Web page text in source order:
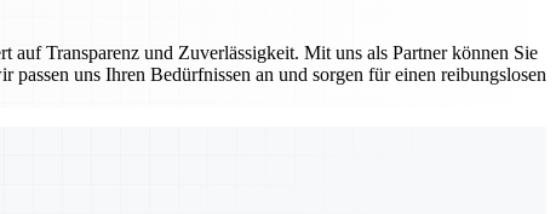
Transparenz und Zuverlässigkeit. Mit uns als Partner können Sie
uns Ihren Bedürfnissen an und sorgen für einen reibungslosen